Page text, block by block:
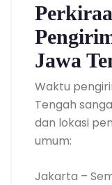
Jawa
Waktu
Tengah
dan lokasi
umum:
Jakarta –